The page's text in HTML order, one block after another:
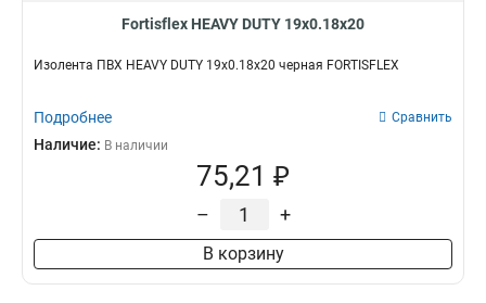
Fortisflex HEAVY DUTY 19х0.18х20
Изолента ПВХ HEAVY DUTY 19х0.18х20 черная FORTISFLEX
Подробнее Сравнить
Наличие: В наличии
75,21 ₽
– +
В корзину